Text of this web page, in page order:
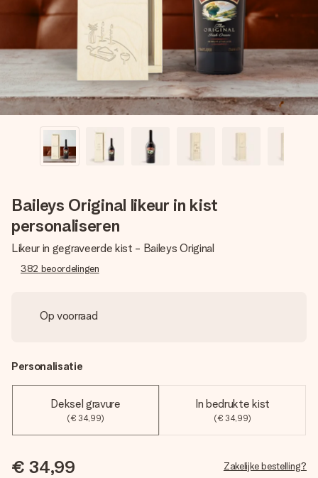
jullie foto of een boodschap die raakt. Zonder gedoe, maar
met alle aandacht voor het moment.
Baileys Original likeur in kist
personaliseren
Likeur in gegraveerde kist - Baileys Original
382 beoordelingen
Op voorraad
Personalisatie
Deksel gravure
(€ 34,99)
In bedrukte kist
(€ 34,99)
€ 34,99 Zakelijke bestelling?